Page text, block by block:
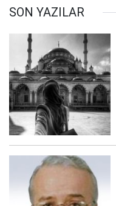
SON YAZILAR